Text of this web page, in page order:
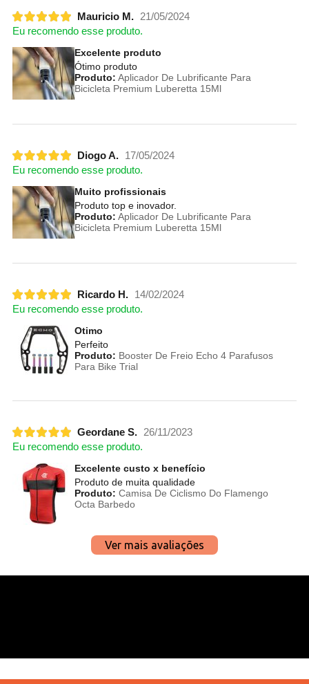
Mauricio M.
21/05/2024
Eu recomendo esse produto.
Excelente produto
Ótimo produto
Produto: Aplicador De Lubrificante Para
Bicicleta Premium Luberetta 15Ml
Diogo A.
17/05/2024
Eu recomendo esse produto.
Muito profissionais
Produto top e inovador.
Produto: Aplicador De Lubrificante Para
Bicicleta Premium Luberetta 15Ml
Ricardo H.
14/02/2024
Eu recomendo esse produto.
Otimo
Perfeito
Produto: Booster De Freio Echo 4 Parafusos
Para Bike Trial
Geordane S.
26/11/2023
Eu recomendo esse produto.
Excelente custo x benefício
Produto de muita qualidade
Produto: Camisa De Ciclismo Do Flamengo
Octa Barbedo
Ver mais avaliações